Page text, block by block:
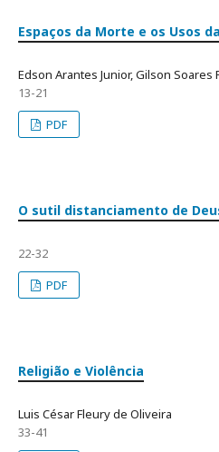
Espaços da Morte e os Usos
Edson Arantes Junior, Gilson Soares
13-21
PDF
O sutil distanciamento de
22-32
PDF
Religião e Violência
Luis César Fleury de Oliveira
33-41